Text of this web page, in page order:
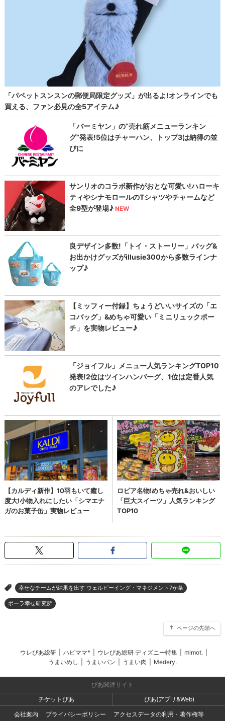
> 幸せなチームが結果を出す ウェルビーイング・マネジメント7か条
ポーラ幸せ研究所
ページの先頭へ
ウレぴあ総研 ハピママ* ウレぴあ総研 ディズニー特集 mimot.
うまいめし
うまいパン うまい肉 Medery.
ぴあ関連サイト
チケットぴあ
ぴあ(アプリ&Web)
会社案内
プライバシーポリシー アクセスデータの利用・著作権等